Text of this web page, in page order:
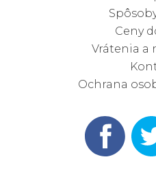
Ceny
Vrátenia a
Ochrana